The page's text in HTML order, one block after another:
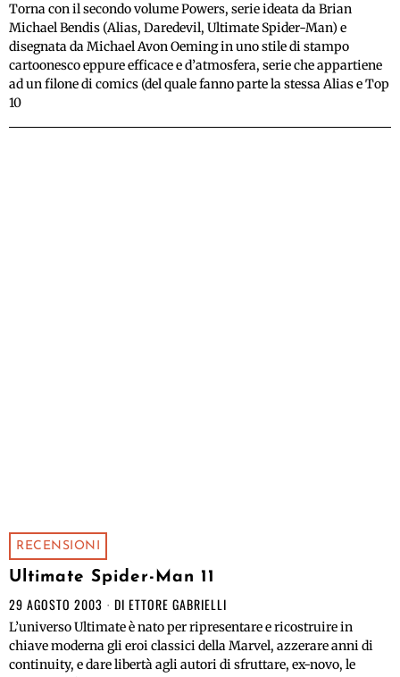
Torna con il secondo volume Powers, serie ideata da Brian
Michael Bendis (Alias, Daredevil, Ultimate Spider-Man) e
disegnata da Michael Avon Oeming in uno stile di stampo
cartoonesco eppure efficace e d’atmosfera, serie che appartiene
ad un filone di comics (del quale fanno parte la stessa Alias e Top
10
RECENSIONI
Ultimate Spider-Man 11
29 AGOSTO 2003 DI ETTORE GABRIELLI
L’universo Ultimate è nato per ripresentare e ricostruire in
chiave moderna gli eroi classici della Marvel, azzerare anni di
continuity, e dare libertà agli autori di sfruttare, ex-novo, le